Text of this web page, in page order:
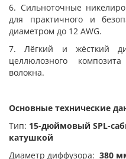
6. Сильноточные
для практичного и
диаметром до 12 AWG.
7. Лёгкий и жёсткий
целлюлозного
волокна.
Основные технические
Тип: 15-дюймовый SPL-
катушкой
Диаметр диффузора: 380